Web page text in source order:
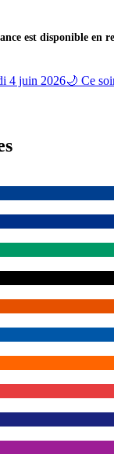
est disponible en
4 juin 2026🌙 Ce